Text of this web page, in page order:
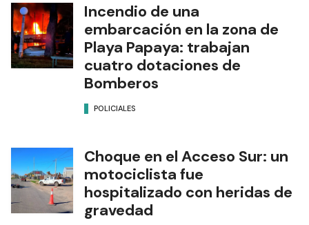
Incendio de una
embarcación en la zona de
Playa Papaya: trabajan
cuatro dotaciones de
Bomberos
POLICIALES
Choque en el Acceso Sur: un
motociclista fue
hospitalizado con heridas de
gravedad